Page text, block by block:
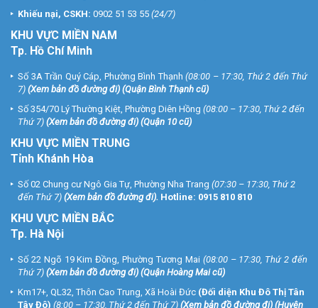
Khiếu nại, CSKH: 0902 51 53 55 (24/7)
KHU VỰC MIỀN NAM
Tp. Hồ Chí Minh
Số 3A Trần Quý Cáp, Phường Bình Thạnh (08:00 – 17:30, Thứ 2 đến Thứ
7) (Xem bản đồ đường đi) (Quận Bình Thạnh cũ)
Số 354/70 Lý Thường Kiệt, Phường Diên Hồng (08:00 – 17:30, Thứ 2 đến
Thứ 7) (Xem bản đồ đường đi) (Quận 10 cũ)
KHU VỰC MIỀN TRUNG
Tỉnh Khánh Hòa
Số 02 Chung cư Ngô Gia Tự, Phường Nha Trang (07:30 – 17:30, Thứ 2
đến Thứ 7) (Xem bản đồ đường đi). Hotline: 0915 810 810
KHU VỰC MIỀN BẮC
Tp. Hà Nội
Số 22 Ngõ 19 Kim Đồng, Phường Tương Mai (08:00 – 17:30, Thứ 2 đến
Thứ 7) (Xem bản đồ đường đi) (Quận Hoàng Mai cũ)
Km17+, QL32, Thôn Cao Trung, Xã Hoài Đức (Đối diện Khu Đô Thị Tân
Tây Đô) (8:00 – 17:30, Thứ 2 đến Thứ 7) (Xem bản đồ đường đi) (Huyện